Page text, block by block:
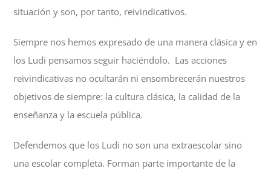
situación y son, por tanto, reivindicativos.
Siempre nos hemos expresado de una manera clásica y en
los Ludi pensamos seguir haciéndolo. Las acciones
reivindicativas no ocultarán ni ensombrecerán nuestros
objetivos de siempre: la cultura clásica, la calidad de la
enseñanza y la escuela pública.
Defendemos que los Ludi no son una extraescolar sino
una escolar completa. Forman parte importante de la